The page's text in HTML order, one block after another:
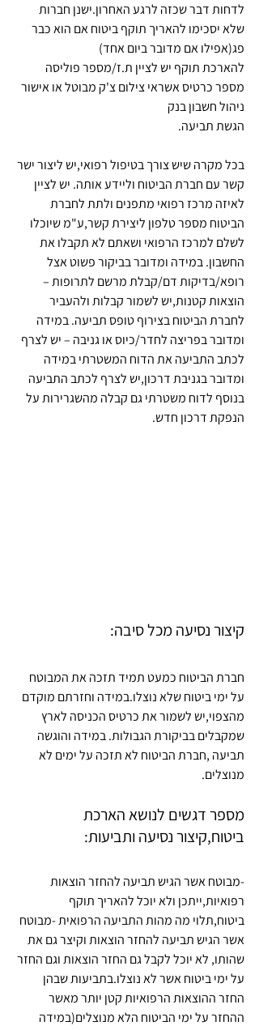
לדחות דבר שכזה לרגע האחרון.ישנן חברות
שלא יסכימו להאריך תוקף ביטוח אם הוא כבר
פג(אפילו אם מדובר ביום אחד)
להארכת תוקף יש לציין ת.ז/מספר פוליסה
מספר כרטיס אשראי צילום צ'ק מבוטל או אישור
ניהול חשבון בנק
הגשת תביעה.
בכל מקרה שיש צורך בטיפול רפואי,יש ליצור ישר
קשר עם חברת הביטוח וליידע אותה. יש לציין
לאיזה מרכז רפואי מתפנים ולתת לחברת
הביטוח מספר טלפון ליצירת קשר,ע"מ שיוכלו
לשלם למרכז הרפואי ושאתם לא תקבלו את
החשבון. במידה ומדובר בביקור פשוט אצל
רופא/בדיקות דם/קבלת מרשם לתרופות –
הוצאות קטנות,יש לשמור קבלות ולהעביר
לחברת הביטוח בצירוף טופס תביעה. במידה
ומדובר בפריצה לחדר/כיוס או גניבה – יש לצרף
לכתב התביעה את הדוח המשטרתי במידה
ומדובר בגניבת דרכון,יש לצרף לכתב התביעה
בנוסף לדוח משטרתי גם קבלה מהשגרירות על
הנפקת דרכון חדש.
קיצור נסיעה מכל סיבה:
חברת הביטוח כמעט תמיד תזכה את המבוטח
על ימי ביטוח שלא נוצלו.במידה וחזרתם מוקדם
מהצפוי,יש לשמור את כרטיס הכניסה לארץ
שמקבלים בביקורת הגבולות. במידה והוגשה
תביעה ,חברת הביטוח לא תזכה על ימים לא
מנוצלים.
מספר דגשים לנושא הארכת
ביטוח,קיצור נסיעה ותביעות:
-מבוטח אשר הגיש תביעה להחזר הוצאות
רפואיות,ייתכן ולא יוכל להאריך תוקף
ביטוח,תלוי מה מהות התביעה הרפואית -מבוטח
אשר הגיש תביעה להחזר הוצאות וקיצר גם את
שהותו, לא יוכל לקבל גם החזר הוצאות וגם החזר
על ימי ביטוח אשר לא נוצלו.בתביעות שבהן
החזר ההוצאות הרפואיות קטן יותר מאשר
ההחזר על ימי הביטוח הלא מנוצלים(במידה